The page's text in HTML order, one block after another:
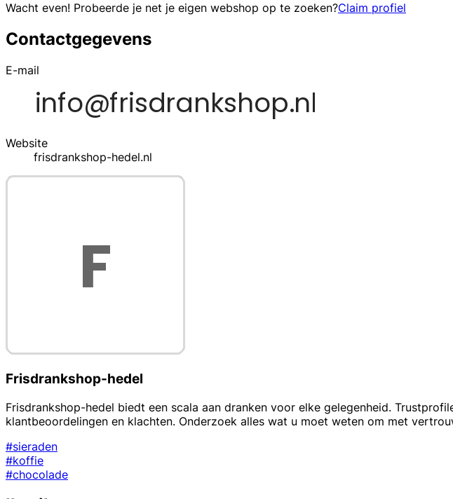
Wacht even! Probeerde je net je eigen webshop op te zoeken?Claim profiel
Contactgegevens
E-mail
Website
frisdrankshop-hedel.nl
Frisdrankshop-hedel
Frisdrankshop-hedel biedt een scala aan dranken voor elke gelegenheid.
klantbeoordelingen en klachten. Onderzoek alles wat u moet weten om met
#sieraden
#koffie
#chocolade